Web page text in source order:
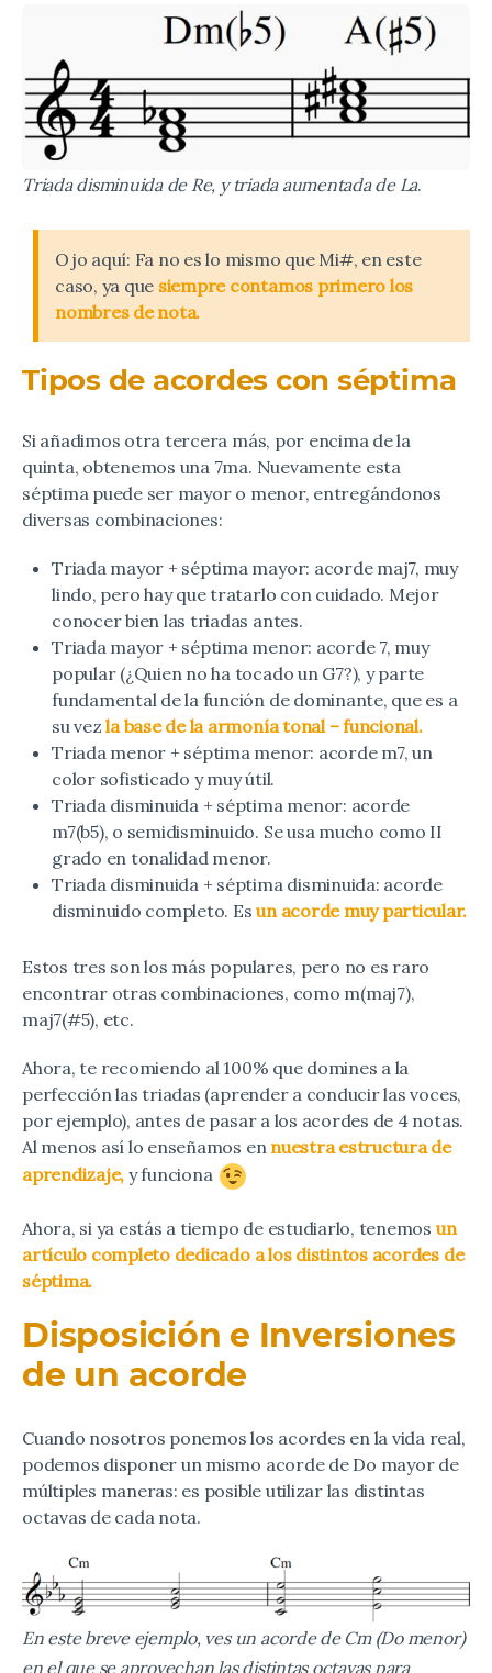
Triada disminuida de Re, y triada aumentada de La.
Ojo aquí: Fa no es lo mismo que Mi#, en este
caso, ya que siempre contamos primero los
nombres de nota.
Tipos de acordes con séptima
Si añadimos otra tercera más, por encima de la
quinta, obtenemos una 7ma. Nuevamente esta
séptima puede ser mayor o menor, entregándonos
diversas combinaciones:
Triada mayor + séptima mayor: acorde maj7, muy
lindo, pero hay que tratarlo con cuidado. Mejor
conocer bien las triadas antes.
Triada mayor + séptima menor: acorde 7, muy
popular (¿Quien no ha tocado un G7?), y parte
fundamental de la función de dominante, que es a
su vezla base de la armonía tonal – funcional.
Triada menor + séptima menor: acorde m7, un
color sofisticado y muy útil.
Triada disminuida + séptima menor: acorde
m7(b5), o semidisminuido. Se usa mucho como II
grado en tonalidad menor.
Triada disminuida + séptima disminuida: acorde
disminuido completo. Esun acorde muy particular.
Estos tres son los más populares, pero no es raro
encontrar otras combinaciones, como m(maj7),
maj7(#5), etc.
Ahora, te recomiendo al 100% que domines a la
perfección las triadas (aprender a conducir las voces,
por ejemplo), antes de pasar a los acordes de 4 notas.
Al menos así lo enseñamos en nuestra estructura de
aprendizaje, y funciona
Ahora, si ya estás a tiempo de estudiarlo, tenemos un
artículo completo dedicado a los distintos acordes de
séptima.
Disposición e Inversiones
de un acorde
Cuando nosotros ponemos los acordes en la vida real,
podemos disponer un mismo acorde de Do mayor de
múltiples maneras: es posible utilizar las distintas
octavas de cada nota.
En este breve ejemplo, ves un acorde de Cm (Do menor)
en el que se aprovechan las distintas octavas para